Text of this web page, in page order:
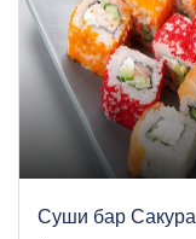
Суши бар Сакура